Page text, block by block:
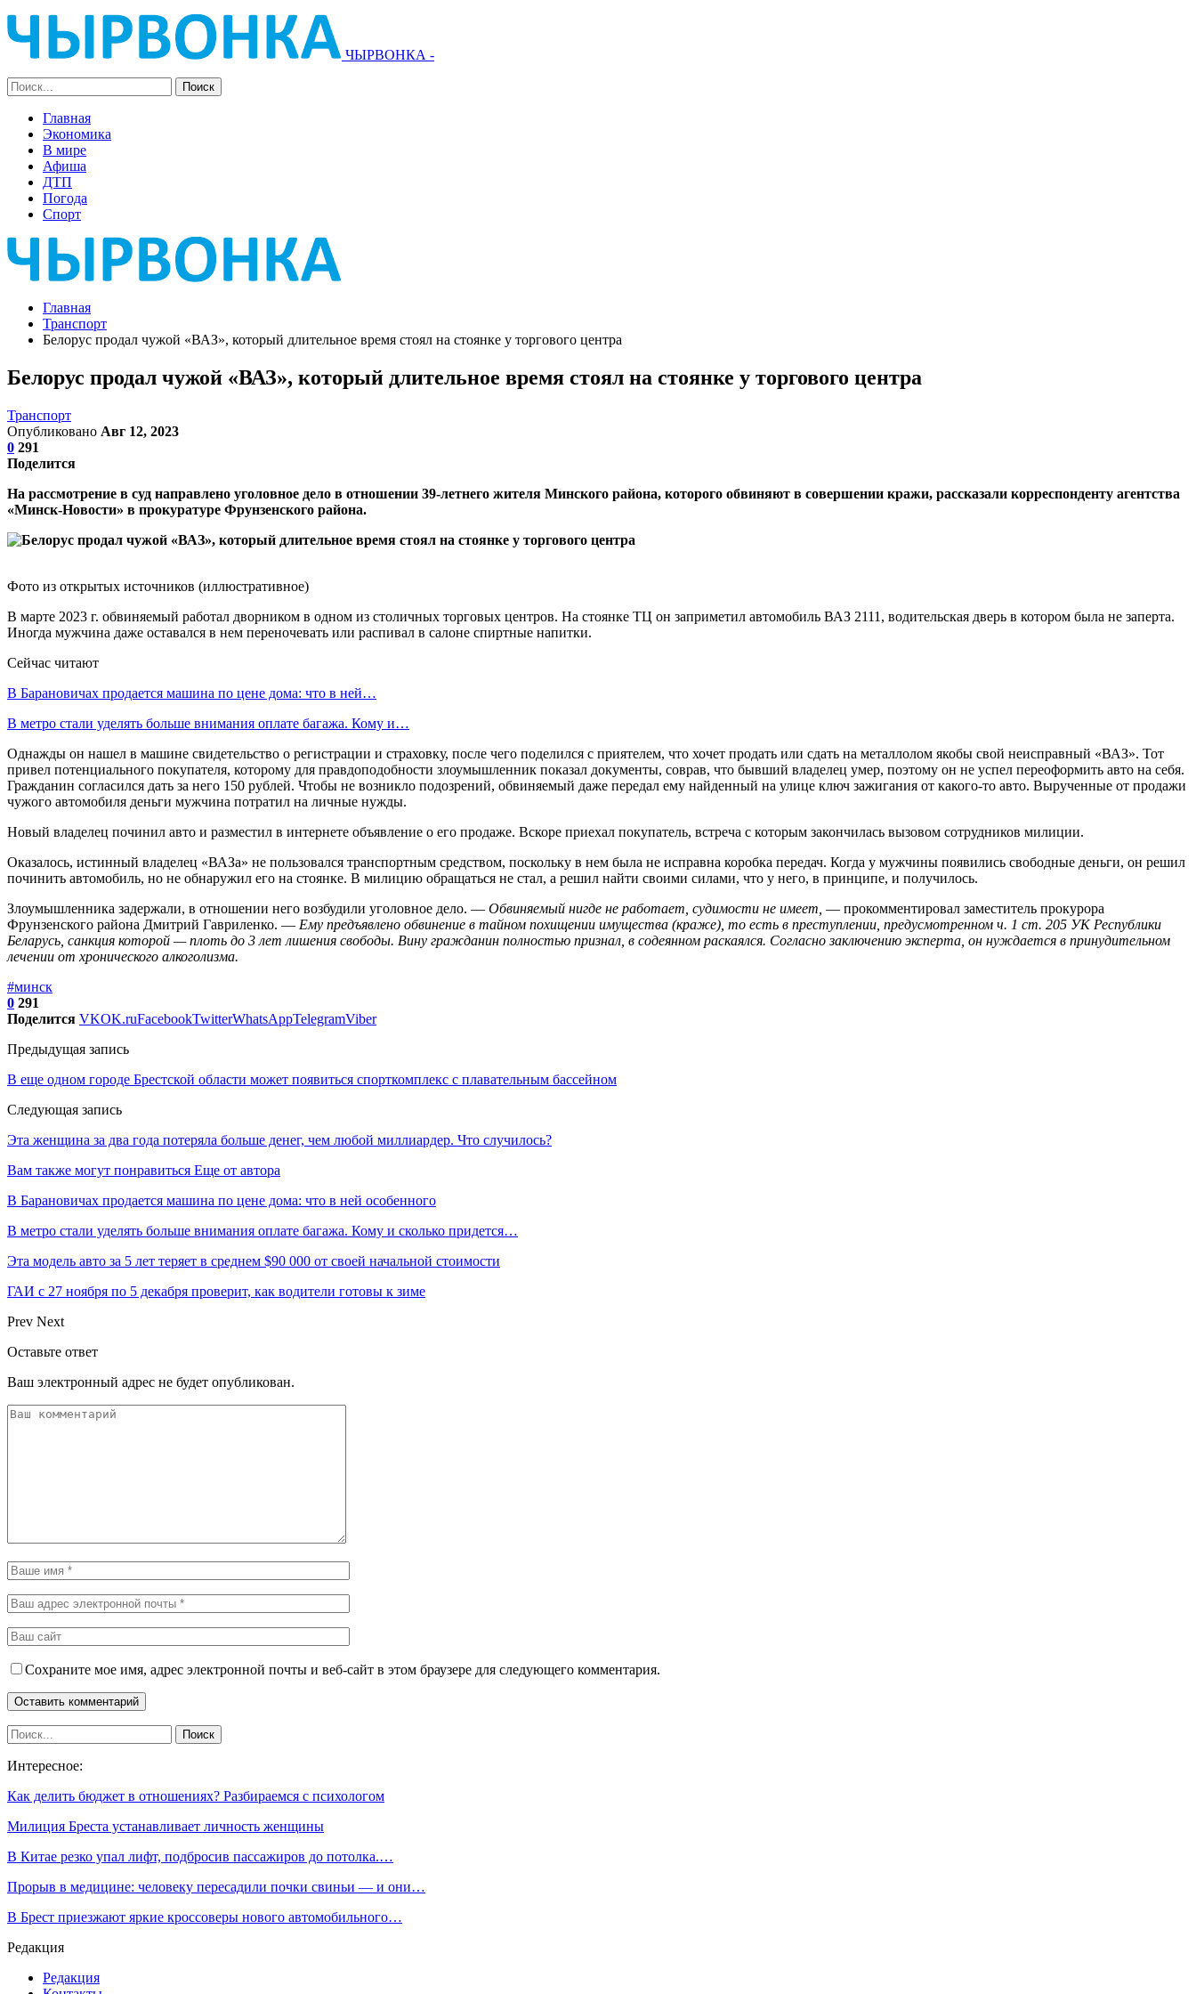
ЧЫРВОНКА -
Главная
Экономика
В мире
Афиша
ДТП
Погода
Спорт
Главная
Транспорт
Белорус продал чужой «ВАЗ», который длительное время стоял на стоянке у торгового центра
Белорус продал чужой «ВАЗ», который длительное время стоял на стоянке у торгового центра
Транспорт
Опубликовано Авг 12, 2023
0 291
Поделится
На рассмотрение в суд направлено уголовное дело в отношении 39-летнего жителя Минского района, которого обвиняют в совершении кражи, рассказали корреспонденту агентства
«Минск-Новости» в прокуратуре Фрунзенского района.
Фото из открытых источников (иллюстративное)
В марте 2023 г. обвиняемый работал дворником в одном из столичных торговых центров. На стоянке ТЦ он заприметил автомобиль ВАЗ 2111, водительская дверь в котором была не заперта.
Иногда мужчина даже оставался в нем переночевать или распивал в салоне спиртные напитки.
Сейчас читают
В Барановичах продается машина по цене дома: что в ней…
В метро стали уделять больше внимания оплате багажа. Кому и…
Однажды он нашел в машине свидетельство о регистрации и страховку, после чего поделился с приятелем, что хочет продать или сдать на металлолом якобы свой неисправный «ВАЗ». Тот
привел потенциального покупателя, которому для правдоподобности злоумышленник показал документы, соврав, что бывший владелец умер, поэтому он не успел переоформить авто на себя.
Гражданин согласился дать за него 150 рублей. Чтобы не возникло подозрений, обвиняемый даже передал ему найденный на улице ключ зажигания от какого-то авто. Вырученные от продажи
чужого автомобиля деньги мужчина потратил на личные нужды.
Новый владелец починил авто и разместил в интернете объявление о его продаже. Вскоре приехал покупатель, встреча с которым закончилась вызовом сотрудников милиции.
Оказалось, истинный владелец «ВАЗа» не пользовался транспортным средством, поскольку в нем была не исправна коробка передач. Когда у мужчины появились свободные деньги, он решил
починить автомобиль, но не обнаружил его на стоянке. В милицию обращаться не стал, а решил найти своими силами, что у него, в принципе, и получилось.
Злоумышленника задержали, в отношении него возбудили уголовное дело. — Обвиняемый нигде не работает, судимости не имеет, — прокомментировал заместитель прокурора
Фрунзенского района Дмитрий Гавриленко. — Ему предъявлено обвинение в тайном похищении имущества (краже), то есть в преступлении, предусмотренном ч. 1 ст. 205 УК Республики
Беларусь, санкция которой — плоть до 3 лет лишения свободы. Вину гражданин полностью признал, в содеянном раскаялся. Согласно заключению эксперта, он нуждается в принудительном
лечении от хронического алкоголизма.
#минск
0 291
Поделится VKOK.ruFacebookTwitterWhatsAppTelegramViber
Предыдущая запись
В еще одном городе Брестской области может появиться спорткомплекс с плавательным бассейном
Следующая запись
Эта женщина за два года потеряла больше денег, чем любой миллиардер. Что случилось?
Вам также могут понравиться Еще от автора
В Барановичах продается машина по цене дома: что в ней особенного
В метро стали уделять больше внимания оплате багажа. Кому и сколько придется…
Эта модель авто за 5 лет теряет в среднем $90 000 от своей начальной стоимости
ГАИ с 27 ноября по 5 декабря проверит, как водители готовы к зиме
Prev Next
Оставьте ответ
Ваш электронный адрес не будет опубликован.
Сохраните мое имя, адрес электронной почты и веб-сайт в этом браузере для следующего комментария.
Интересное:
Как делить бюджет в отношениях? Разбираемся с психологом
Милиция Бреста устанавливает личность женщины
В Китае резко упал лифт, подбросив пассажиров до потолка.…
Прорыв в медицине: человеку пересадили почки свиньи — и они…
В Брест приезжают яркие кроссоверы нового автомобильного…
Редакция
Редакция